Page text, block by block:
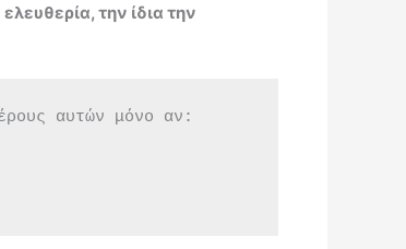
την ίδια την
αυτών μόνο αν: